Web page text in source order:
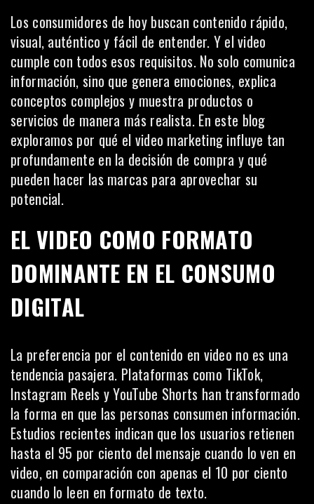
Los consumidores de hoy buscan contenido rápido,
visual, auténtico y fácil de entender. Y el video
cumple con todos esos requisitos. No solo comunica
información, sino que genera emociones, explica
conceptos complejos y muestra productos o
servicios de manera más realista. En este blog
exploramos por qué el video marketing influye tan
profundamente en la decisión de compra y qué
pueden hacer las marcas para aprovechar su
potencial.
EL VIDEO COMO FORMATO
DOMINANTE EN EL CONSUMO
DIGITAL
La preferencia por el contenido en video no es una
tendencia pasajera. Plataformas como TikTok,
Instagram Reels y YouTube Shorts han transformado
la forma en que las personas consumen información.
Estudios recientes indican que los usuarios retienen
hasta el 95 por ciento del mensaje cuando lo ven en
video, en comparación con apenas el 10 por ciento
cuando lo leen en formato de texto.